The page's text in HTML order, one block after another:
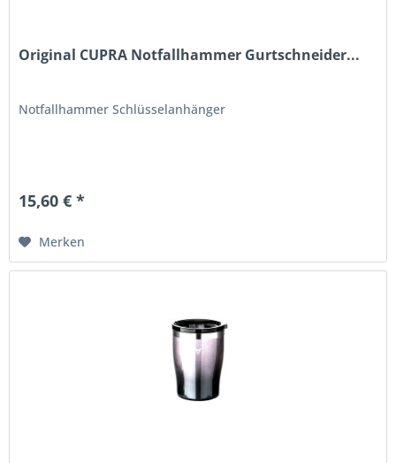
Original CUPRA Notfallhammer Gurtschneider...
Notfallhammer Schlüsselanhänger
15,60 € *
Merken